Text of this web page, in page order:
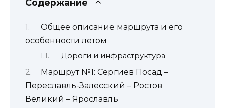
Содержание
Общее описание маршрута и его
особенности летом
Дороги и инфраструктура
Маршрут №1: Сергиев Посад –
Переславль-Залесский – Ростов
Великий – Ярославль